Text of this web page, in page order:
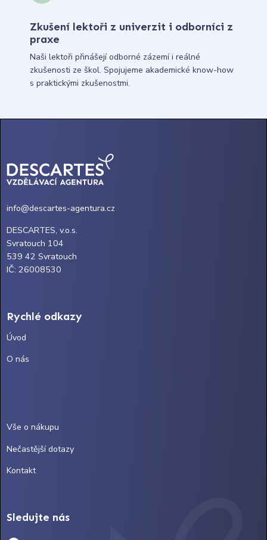
Zkušení lektoři z univerzit i odborníci z
praxe
Naši lektoři přinášejí odborné zázemí i reálné
zkušenosti ze škol. Spojujeme akademické know-how
s praktickými zkušenostmi.
info@descartes-agentura.cz
DESCARTES, v.o.s.
Svratouch 104
539 42 Svratouch
IČ: 26008530
Rychlé odkazy
Úvod
O nás
Vše o nákupu
Nečastější dotazy
Kontakt
Sledujte nás